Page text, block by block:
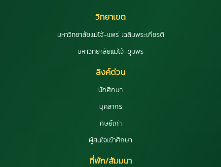
วิทยาเขต
มหาวิทยาลัยแม่โจ้-แพร่ เฉลิมพระเกียรติ
มหาวิทยาลัยแม่โจ้-ชุมพร
ลิงค์ด่วน
นักศึกษา
บุคลากร
ศิษย์เก่า
ผู้สนใจเข้าศึกษา
ที่พัก/สัมมนา